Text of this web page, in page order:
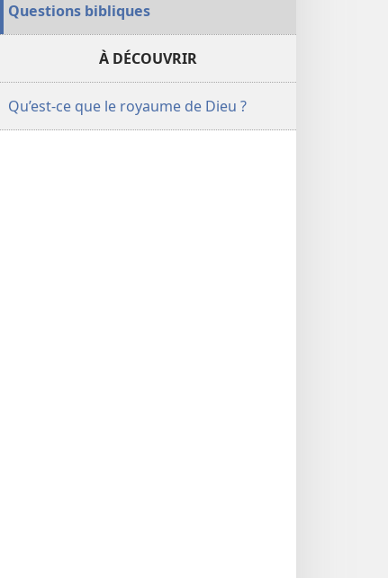
Questions bibliques
À DÉCOUVRIR
Qu’est-ce que le royaume de Dieu ?